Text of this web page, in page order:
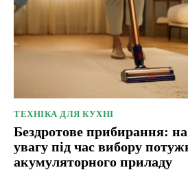
ТЕХНІКА ДЛЯ КУХНІ
Бездротове прибирання:
увагу під час вибору
акумуляторного приладу